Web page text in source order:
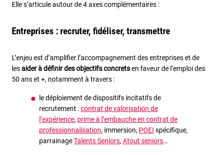
Elle s’articule autour de 4 axes complémentaires :
Entreprises : recruter, fidéliser, transmettre
L’enjeu est d’amplifier l’accompagnement des entreprises et de
lesaider à définir des objectifs concretsen faveur de l’emploi des
50 ans et +, notamment à travers :
le déploiement de dispositifs incitatifs de
recrutement :contrat de valorisation de
l’expérience, prime à l’embauche en contrat de
professionnalisation, immersion, POEI spécifique,
parrainageTalents Seniors, Atout seniors…